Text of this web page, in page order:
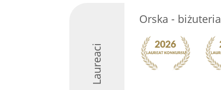
Laureaci
Orska - biżuteria